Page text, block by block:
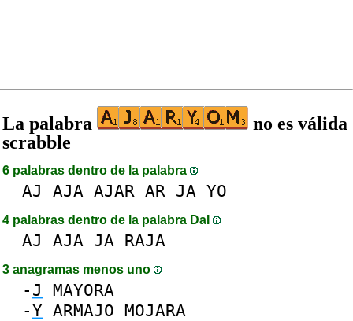
La palabra
no es válida
scrabble
6 palabras dentro de la palabra
AJ AJA AJAR AR JA YO
4 palabras dentro de la palabra DaI
AJ AJA JA RAJA
3 anagramas menos uno
- J
MAYORA
-Y ARMAJO MOJARA